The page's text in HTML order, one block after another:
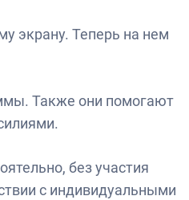
экрану. Теперь на нем
Также они помогают
без участия
с индивидуальными